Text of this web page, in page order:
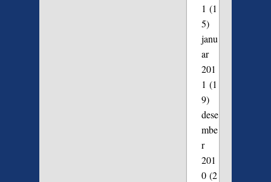
1 (1
5)
janu
ar
201
1 (1
9)
dese
mbe
r
201
0(2